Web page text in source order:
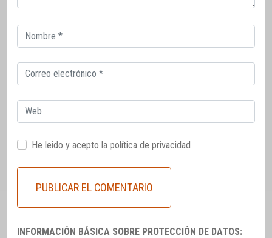
Correo
electrónico
Correo
electrónico
Web
He leido y acepto la política de privacidad
INFORMACIÓN BÁSICA SOBRE PROTECCIÓN DE DATOS: